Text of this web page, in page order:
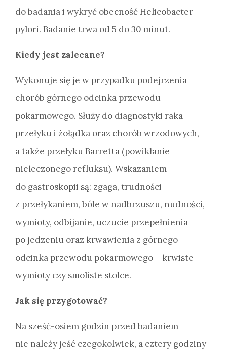
do badania i wykryć obecność Helicobacter
pylori. Badanie trwa od 5 do 30 minut.
Kiedy jest zalecane?
Wykonuje się je w przypadku podejrzenia
chorób górnego odcinka przewodu
pokarmowego. Służy do diagnostyki raka
przełyku i żołądka oraz chorób wrzodowych,
a także przełyku Barretta (powikłanie
nieleczonego refluksu). Wskazaniem
do gastroskopii są: zgaga, trudności
z przełykaniem, bóle w nadbrzuszu, nudności,
wymioty, odbijanie, uczucie przepełnienia
po jedzeniu oraz krwawienia z górnego
odcinka przewodu pokarmowego – krwiste
wymioty czy smoliste stolce.
Jak się przygotować?
Na sześć-osiem godzin przed badaniem
nie należy jeść czegokolwiek, a cztery godziny